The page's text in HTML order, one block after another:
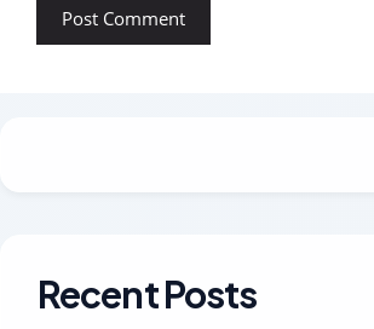
Recent Posts